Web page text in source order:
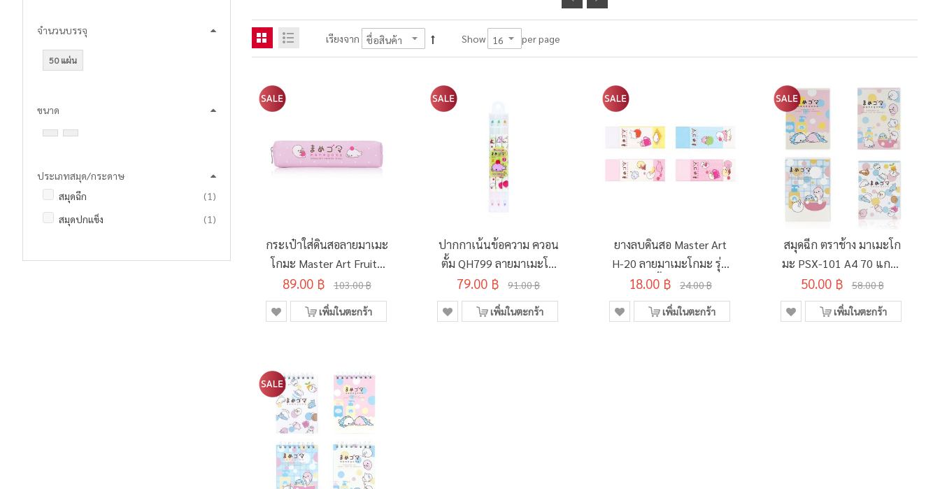
เรียงจาก Show per page
กระเป๋าใส่ดินสอลายมาเมะ
โกมะ Master Art Fruity
No.2 (คละลาย)
89.00 ฿ 103.00 ฿
เพิ่มในตะกร้า
ปากกาเน้นข้อความ ควอน
ตั้ม QH799 ลายมาเมะโก
มะ (คละสี 3 แท่ง)
79.00 ฿ 91.00 ฿
เพิ่มในตะกร้า
ยางลบดินสอ Master Art
H-20 ลายมาเมะโกมะ รุ่น
ฟรุตตี้ (คละลาย)
18.00 ฿ 24.00 ฿
เพิ่มในตะกร้า
สมุดฉีก ตราช้าง มาเมะโก
มะ PSX-101 A4 70 แกรม
50 แผ่น คละลาย
50.00 ฿ 58.00 ฿
เพิ่มในตะกร้า
จำนวนบรรจุ
50 แผ่น
ขนาด
ประเภทสมุด/กระดาษ
สมุดฉีก
1 ชิ้น
สมุดปกแข็ง
1 ชิ้น